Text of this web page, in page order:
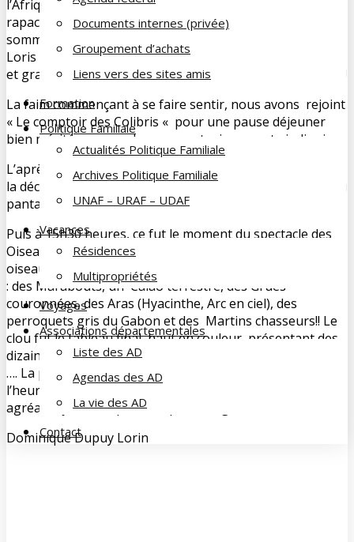
Documents internes (privée)
Groupement d’achats
Liens vers des sites amis
Formation
Politique Familiale
Actualités Politique Familiale
Archives Politique Familiale
UNAF – URAF – UDAF
Vacances
Résidences
Multipropriétés
Voyages
Associations départementales
Liste des AD
Agendas des AD
La vie des AD
Contact
l’Afrique en mosaïque, la volière alpine, la vallée des
rapaces et la montée à la tour panoramique ) nous
sommes entrés dans une grande volière où plus de 300
Loris viennent se délecter du nectar que leur offre petits
et grands .Un souvenir unique pour chacun d’entre nous !
La faim commençant à se faire sentir, nous avons rejoint
« Le comptoir des Colibris « pour une pause déjeuner
bien méritée avec un bon repas typiquement aindinois.
L’après midi , nous avons continué le tour du parc avec
la découverte de la Cité des perroquets, du labyrinthe, du
pantanal, du Bush Australien, de la Crique des Manchots.
Puis à 15h30 heures, ce fut le moment du spectacle des
Oiseaux en Vol : malgré quelques gouttes de pluie, les
oiseaux ont évolué, au gré de leurs envies, sous nos yeux
: des Marabouts, un Calao terrestre, des Grues
couronnées, des Aras (Hyacinthe, Arc en ciel), des
perroquets gris du Gabon et des Martins chasseurs!! Le
clou fut le tableau final, haut en couleur, présentant des
dizaines d’oiseaux d’eau : Ibis rouges, Spatules, Aigrettes
…. La pluie se faisant de plus en plus menaçante ce fut
l’heure de quitter cet endroit magique après une
agréable journée qui a ravi petits et grands.
Dominique Dupuy Lorin